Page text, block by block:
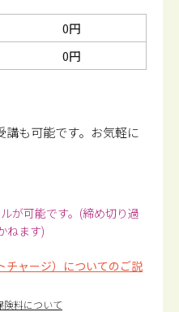
0円
0円
も可能です。 お気軽に
が可能です。(締め切り過
ねます)
チャージ）についてのご説
険料について